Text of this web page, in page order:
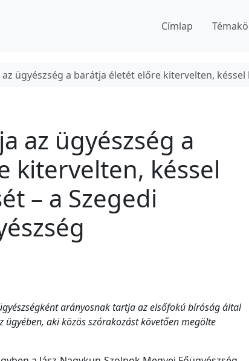
Címlap
ügyészség a barátja életét előre kitervelten,
az ügyészség a
kitervelten, késsel
– a Szegedi
arányosnak tartja az elsőfokú bíróság által
aki közös szórakozást követően megölte